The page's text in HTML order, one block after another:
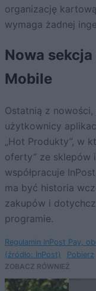
organizację
wymaga żadnej
Nowa
Mobile
Ostatnią z
użytkownicy
„Hot Produkty”, w
oferty” ze sklepów
współpracuje
ma być historia
zakupów i
programie.
Regulamin InPost Pay,
(źródło: InPost)
Pobierz
ZOBACZ RÓWNIEŻ